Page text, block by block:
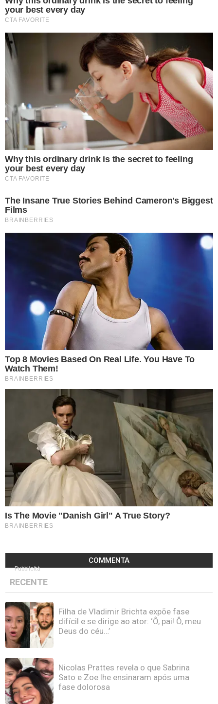
COMMENTA
Pubblicità
RECENTE
Filha de Vladimir Brichta expõe fase
difícil e se dirige ao ator: ‘Ô, pai! Ô, meu
Deus do céu…’
Nicolas Prattes revela o que Sabrina
Sato e Zoe lhe ensinaram após uma
fase dolorosa